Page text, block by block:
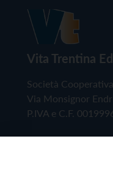
Vita Trentina
Società Cooperativa
Via Monsignor
P.IVA e C.F.